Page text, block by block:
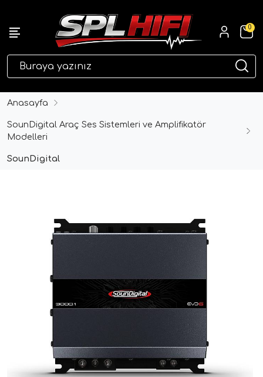
0
Anasayfa
SounDigital Araç Ses Sistemleri ve Amplifikatör
Modelleri
SounDigital